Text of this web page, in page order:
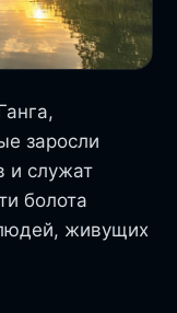
заросли
и служат
болота
живущих